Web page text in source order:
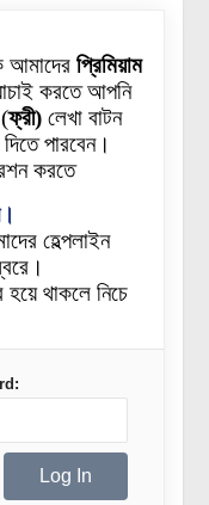
আমাদের প্রিমিয়াম
করতে আপনি
(ফ্রী)লেখা বাটন
পারবেন।
করতে
হেল্পলাইন
থাকলে নিচে